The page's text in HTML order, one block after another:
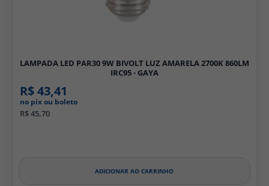
LAMPADA LED PAR30 9W BIVOLT LUZ AMARELA 2700K 860LM
IRC95 - GAYA
R$ 43,41
no pix ou boleto
R$ 45,70
ADICIONAR AO CARRINHO